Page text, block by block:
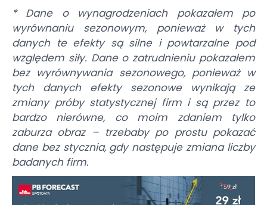
* Dane o wynagrodzeniach pokazałem po
wyrównaniu sezonowym, ponieważ w tych
danych te efekty są silne i powtarzalne pod
względem siły. Dane o zatrudnieniu pokazałem
bez wyrównywania sezonowego, ponieważ w
tych danych efekty sezonowe wynikają ze
zmiany próby statystycznej firm i są przez to
bardzo nierówne, co moim zdaniem tylko
zaburza obraz – trzebaby po prostu pokazać
dane bez stycznia, gdy następuje zmiana liczby
badanych firm.